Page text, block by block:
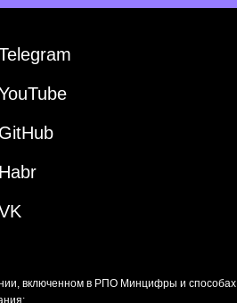
включенном в РПО Минцифры и способах
GitHub
Habr